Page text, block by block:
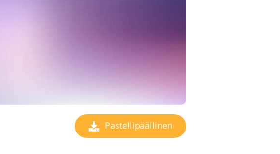
Pastellipäällinen